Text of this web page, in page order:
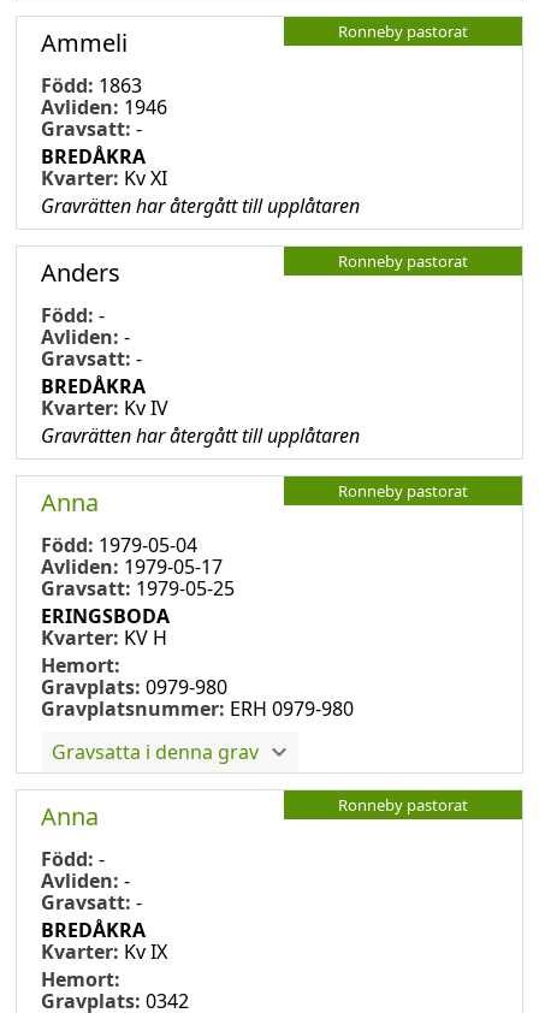
Ronneby pastorat
Ammeli
Född: 1863
Avliden: 1946
Gravsatt: -
BREDÅKRA
Kvarter: Kv XI
Gravrätten har återgått till upplåtaren
Ronneby pastorat
Anders
Född: -
Avliden: -
Gravsatt: -
BREDÅKRA
Kvarter: Kv IV
Gravrätten har återgått till upplåtaren
Ronneby pastorat
Anna
Född: 1979-05-04
Avliden: 1979-05-17
Gravsatt: 1979-05-25
ERINGSBODA
Kvarter: KV H
Hemort:
Gravplats: 0979-980
Gravplatsnummer: ERH 0979-980
Gravsatta i denna grav
Ronneby pastorat
Anna
Född: -
Avliden: -
Gravsatt: -
BREDÅKRA
Kvarter: Kv IX
Hemort:
Gravplats: 0342